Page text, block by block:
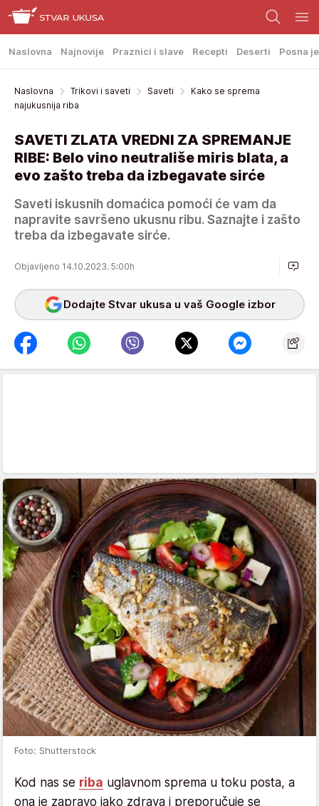
Naslovna Najnovije Praznici i slave Recepti Deserti Posna
Naslovna Trikovi i saveti Saveti
Kako se sprema
najukusnija riba
SAVETI ZLATA VREDNI ZA SPREMANJE
RIBE: Belo vino neutrališe miris blata, a
evo zašto treba da izbegavate sirće
Saveti iskusnih domaćica pomoći će vam da
napravite savršeno ukusnu ribu. Saznajte i zašto
treba da izbegavate sirće.
Objavljeno 14.10.2023. 5:00h
Dodajte Stvar ukusa u vaš Google izbor
Foto: Shutterstock
Kod nas se riba uglavnom sprema u toku posta, a
ona je zapravo jako zdrava i preporučuje se